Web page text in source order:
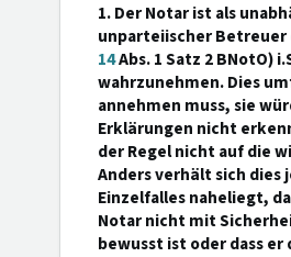
1. Der Notar ist als
unparteiischer
14Abs. 1 Satz 2 BNotO)
wahrzunehmen. Dies
annehmen muss, sie
Erklärungen nicht
der Regel nicht auf die
Anders verhält sich dies
Einzelfalles naheliegt,
Notar nicht mit
bewusst ist oder dass